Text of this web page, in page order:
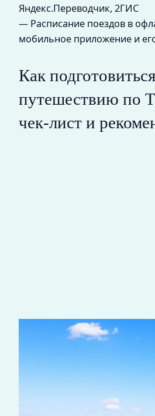
Яндекс.Переводчик, 2ГИС
— Расписание поездов в
мобильное приложение и
Как
путешествию по
чек-лист и